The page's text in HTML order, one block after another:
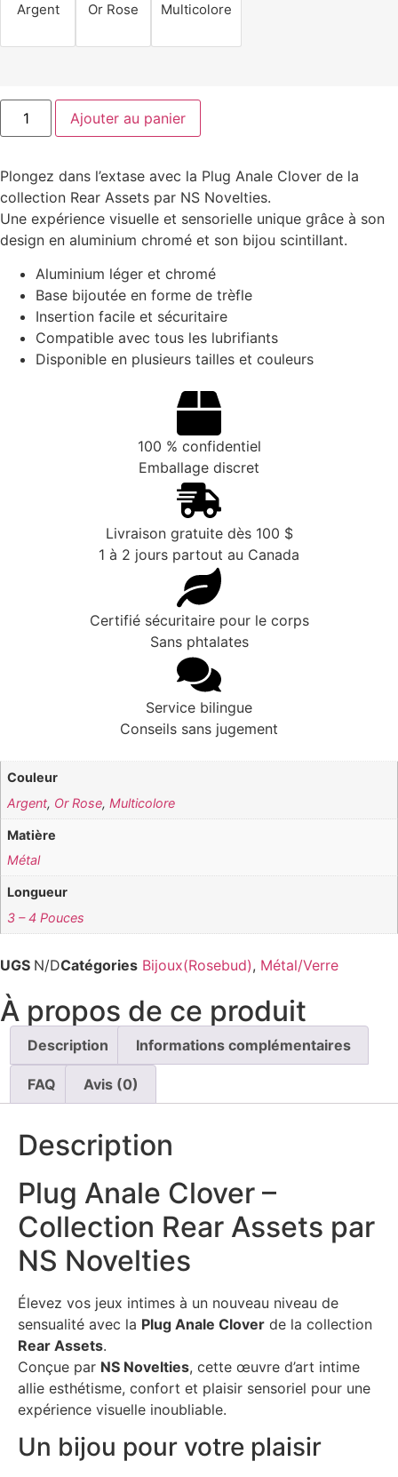
Argent Or Rose Multicolore
Ajouter au panier
Plongez dans l’extase avec la Plug Anale Clover de la
collection Rear Assets par NS Novelties.
Une expérience visuelle et sensorielle unique grâce à son
design en aluminium chromé et son bijou scintillant.
Aluminium léger et chromé
Base bijoutée en forme de trèfle
Insertion facile et sécuritaire
Compatible avec tous les lubrifiants
Disponible en plusieurs tailles et couleurs
100 % confidentiel
Emballage discret
Livraison gratuite dès 100 $
1 à 2 jours partout au Canada
Certifié sécuritaire pour le corps
Sans phtalates
Service bilingue
Conseils sans jugement
Couleur
Argent, Or Rose,Multicolore
Matière
Métal
Longueur
3 – 4 Pouces
UGS N/DCatégories Bijoux(Rosebud), Métal/Verre
À propos de ce produit
Description Informations complémentaires
FAQ Avis (0)
Description
Plug Anale Clover –
Collection Rear Assets par
NS Novelties
Élevez vos jeux intimes à un nouveau niveau de
sensualité avec la Plug Anale Clover de la collection
Rear Assets.
Conçue par NS Novelties, cette œuvre d’art intime
allie esthétisme, confort et plaisir sensoriel pour une
expérience visuelle inoubliable.
Un bijou pour votre plaisir